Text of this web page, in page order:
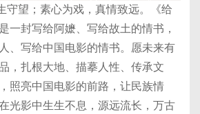
望；素心为戏，真情致远。《给
一封写给阿嬷、写给故土的情书，
、写给中国电影的情书。愿未来有
，扎根大地、描摹人性、传承文
照亮中国电影的前路，让民族情
光影中生生不息，源远流长，万古